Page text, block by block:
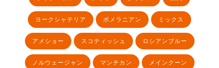
ヨークシャテリア ポメラニアン ミックス
アメショー スコティッシュ ロシアンブルー
ノルウェージャン マンチカン メインクーン